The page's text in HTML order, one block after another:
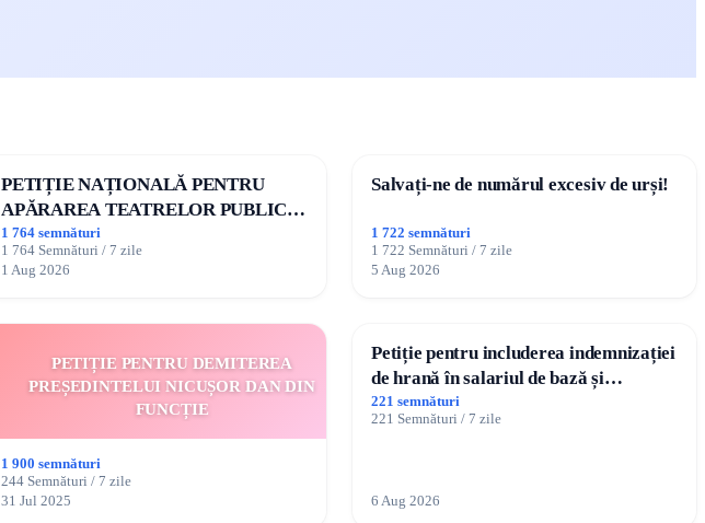
PETIȚIE NAȚIONALĂ PENTRU
APĂRAREA TEATRELOR PUBLICE
DE REPERTORIU DIN ROMÂNIA
1 764 semnături
1 764 Semnături / 7 zile
1 Aug 2026
Salvați-ne de numărul excesiv de urși!
1 722 semnături
1 722 Semnături / 7 zile
5 Aug 2026
PETIȚIE PENTRU DEMITEREA
PREȘEDINTELUI NICUȘOR DAN DIN
FUNCȚIE
1 900 semnături
244 Semnături / 7 zile
31 Jul 2025
Petiție pentru includerea indemnizației
de hrană în salariul de bază și
protejarea gradațiilor de vechime
pentru asistenții personali
221 semnături
221 Semnături / 7 zile
6 Aug 2026